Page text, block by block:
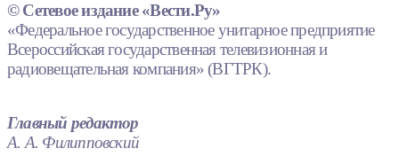
© Сетевое издание «Вести.Ру»
«Федеральное государственное унитарное предприятие
Всероссийская государственная телевизионная и
радиовещательная компания» (ВГТРК).
Главный редактор
А. А. Филипповский